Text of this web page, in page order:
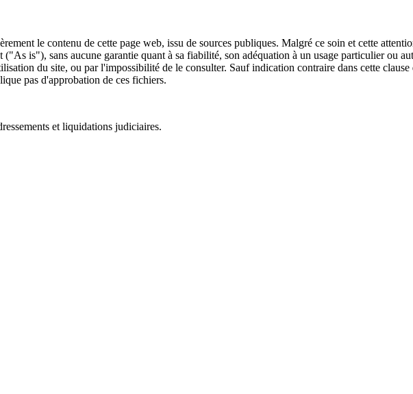
le contenu de cette page web, issu de sources publiques. Malgré ce soin et cette
is"), sans aucune garantie quant à sa fiabilité, son adéquation à un usage particulier ou
du site, ou par l'impossibilité de le consulter. Sauf indication contraire dans cette
pas d'approbation de ces fichiers.
et liquidations judiciaires.